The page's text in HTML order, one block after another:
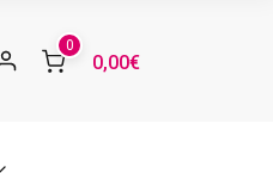
0
0,00€